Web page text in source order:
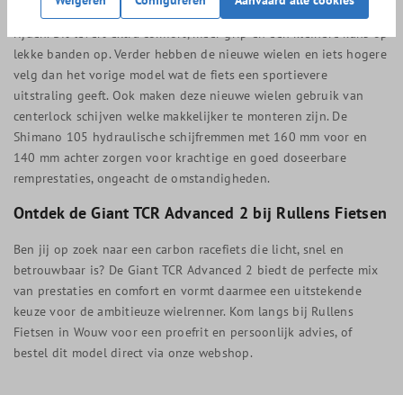
banden, die je de mogelijkheid geven met lagere spanning te
rijden. Dit levert extra comfort, meer grip en een kleinere kans op
lekke banden op. Verder hebben de nieuwe wielen en iets hogere
velg dan het vorige model wat de fiets een sportievere
uitstraling geeft. Ook maken deze nieuwe wielen gebruik van
centerlock schijven welke makkelijker te monteren zijn. De
Shimano 105 hydraulische schijfremmen met 160 mm voor en
140 mm achter zorgen voor krachtige en goed doseerbare
remprestaties, ongeacht de omstandigheden.
Ontdek de Giant TCR Advanced 2 bij Rullens Fietsen
Ben jij op zoek naar een carbon racefiets die licht, snel en
betrouwbaar is? De Giant TCR Advanced 2 biedt de perfecte mix
van prestaties en comfort en vormt daarmee een uitstekende
keuze voor de ambitieuze wielrenner. Kom langs bij Rullens
Fietsen in Wouw voor een proefrit en persoonlijk advies, of
bestel dit model direct via onze webshop.